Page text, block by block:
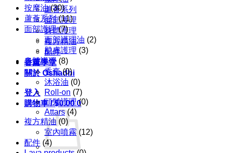
蘆薈系列
面部護理
身體護理
複方精油
配件
香薰學堂
關於 Oshadhi
登入
購物車 /$0.00 0
按摩油 (30)
蘆薈系列 (11)
面部護理 (7)
面部護理油 (2)
肌膚護理 (3)
身體護理 (8)
香膏 (0)
沐浴油 (0)
Roll-on (7)
頭髮護理 (0)
Attars (4)
複方精油 (0)
室內噴霧 (12)
配件 (4)